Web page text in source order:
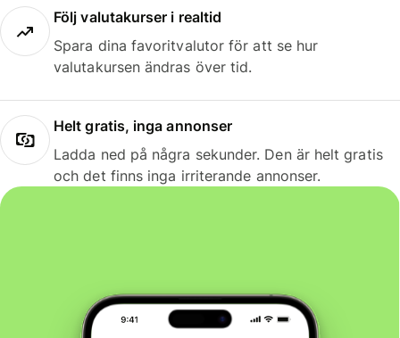
Följ valutakurser i realtid
Spara dina favoritvalutor för att se hur
valutakursen ändras över tid.
Helt gratis, inga annonser
Ladda ned på några sekunder. Den är helt gratis
och det finns inga irriterande annonser.